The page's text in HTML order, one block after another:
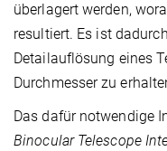
überlagert werden,
resultiert. Es ist
Detailauflösung eines
Durchmesser zu
Das dafür notwendige
Binocular Telescope